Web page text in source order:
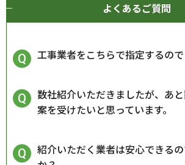
よくあるご質問
工事業者をこちらで指定するの
数社紹介いただきましたが、あ
案を受けたいと思っています。
紹介いただく業者は安心できる